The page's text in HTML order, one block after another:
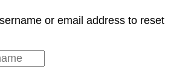
or email address to reset